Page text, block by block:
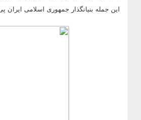
این جمله بنیانگذار جمهوری اسلامی ایران